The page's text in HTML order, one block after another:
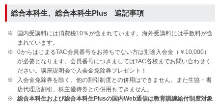
総合本科生、総合本科生Plus 追記事項
国内受講料には消費税10％が含まれています。海外受講料には手数料が含
まれています。
0からはじまるTAC会員番号をお持ちでない方は別途入会金（￥10,000）
が必要となります。会員番号につきましてはTAC各校までお問い合わせく
ださい。講座説明会で入会金免除券プレゼント！
入会金免除券を除く、他の割引制度との併用はできません。また生協・書
店代理店割引、株主優待券との併用もできません。
総合本科生および総合本科生Plusの国内Web通信は教育訓練給付制度対象